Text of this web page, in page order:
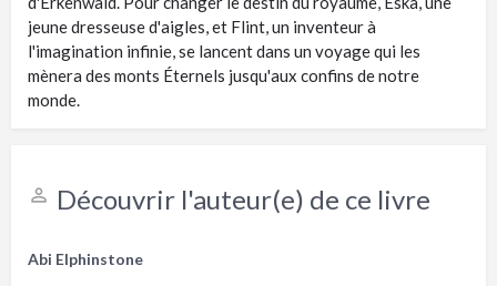
jeune dresseuse d'aigles, et Flint, un inventeur à
l'imagination infinie, se lancent dans un voyage qui les
mènera des monts Éternels jusqu'aux confins de notre
monde.
Découvrir l'auteur(e) de ce livre
Abi Elphinstone